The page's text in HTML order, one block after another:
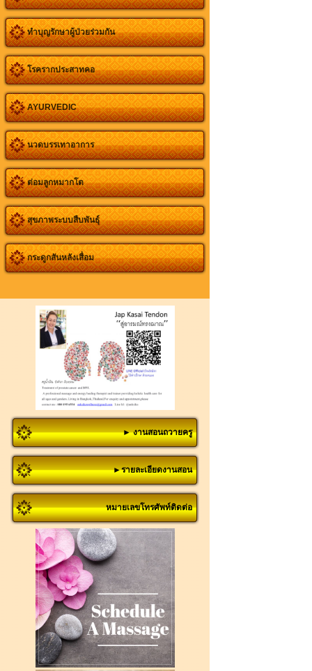
ทำบุญรักษาผู้ป่วยร่วมกัน
โรครากประสาทคอ
AYURVEDIC
นวดบรรเทาอาการ
ต่อมลูกหมากโต
สุขภาพระบบสืบพันธุ์
กระดูกสันหลังเสื่อม
► งานสอนถวายครู
►รายละเอียดงานสอน
หมายเลขโทรศัพท์ติดต่อ